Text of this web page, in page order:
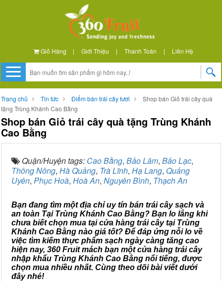
Giỏ Hàng | Giới Thiệu | Thanh Toán | Liên Hệ
Trang chủ Tin tức Điểm bán trái cây tươi
Shop bán Giỏ trái cây quà
tặng Trùng Khánh Cao Bằng
Shop bán Giỏ trái cây quà tặng Trùng Khánh
Cao Bằng
Quận/Huyện tags: Cao Bằng, Bảo Lâm, Bảo Lạc,
Thông Nông, Hà Quảng, Trà Lĩnh, Hạ Lang, Quảng
Uyên, Phục Hoà, Hoà An, Nguyên Bình, Thạch An
Bạn đang tìm một địa chỉ uy tín bán trái cây sạch và
an toàn Tại Trùng Khánh Cao Bằng? Bạn lo lắng khi
chưa biết chọn mua tại cửa hàng trái cây tại Trùng
Khánh Cao Bằng nào giá tốt? Để đáp ứng nỗi lo về
việc tìm kiếm thực phẩm sạch ngày càng tăng cao
hiện nay, 360 Fruit mách bạn một cửa hàng trái cây
nhập khẩu Trùng Khánh Cao Bằng nổi tiếng, được
chọn mua nhiều nhất. Cùng theo dõi bài viết dưới
đây nhé!